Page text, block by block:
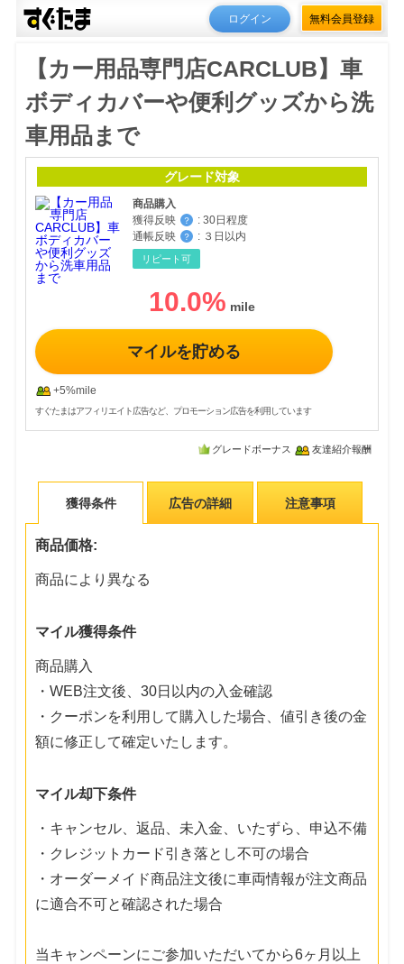
ログイン 無料会員登録
【カー用品専門店CARCLUB】車
ボディカバーや便利グッズから洗
車用品まで
グレード対象
商品購入
獲得反映
？ : 30日程度
通帳反映
？ : ３日以内
リピート可
10.0%
マイルを貯める
+5%mile
すぐたまはアフィリエイト広告など、プロモーション広告を利用しています
グレードボーナス 友達紹介報酬
獲得条件 広告の詳細 注意事項
商品価格:
商品により異なる
マイル獲得条件
商品購入
・WEB注文後、30日以内の入金確認
・クーポンを利用して購入した場合、値引き後の金
額に修正して確定いたします。
マイル却下条件
・キャンセル、返品、未入金、いたずら、申込不備
・クレジットカード引き落とし不可の場合
・オーダーメイド商品注文後に車両情報が注文商品
に適合不可と確認された場合
当キャンペーンにご参加いただいてから6ヶ月以上